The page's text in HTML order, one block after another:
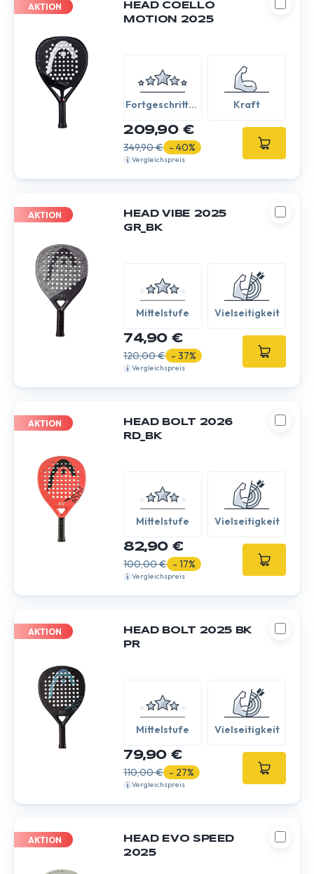
AKTION
HEAD COELLO
MOTION 2025
Fortgeschritten
Kraft
209,90 €
349,90 € - 40%
Vergleichspreis
AKTION
HEAD VIBE 2025
GR_BK
Mittelstufe Vielseitigkeit
74,90 €
120,00 € - 37%
Vergleichspreis
AKTION
HEAD BOLT 2026
RD_BK
Mittelstufe Vielseitigkeit
82,90 €
100,00 € - 17%
Vergleichspreis
AKTION
HEAD BOLT 2025 BK
PR
Mittelstufe Vielseitigkeit
79,90 €
110,00 € - 27%
Vergleichspreis
AKTION
HEAD EVO SPEED
2025